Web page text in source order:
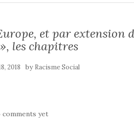
et par extension
les chapitres
2018 by Racisme Social
comments yet